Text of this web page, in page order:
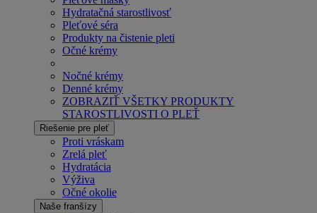
Hydratačná starostlivosť
Pleťové séra
Produkty na čistenie pleti
Očné krémy
Nočné krémy
Denné krémy
ZOBRAZIŤ VŠETKY PRODUKTY
STAROSTLIVOSTI O PLEŤ
Riešenie pre pleť
Proti vráskam
Zrelá pleť
Hydratácia
Výživa
Očné okolie
Naše franšízy